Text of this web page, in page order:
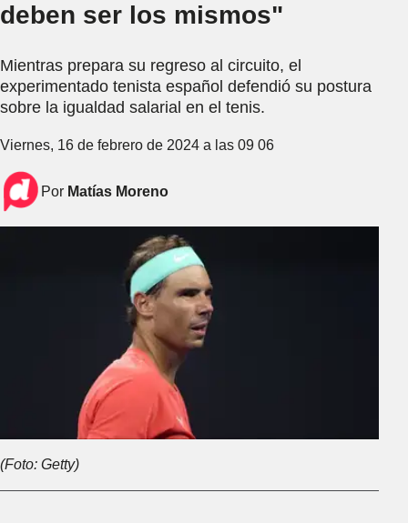
deben ser los mismos"
Mientras prepara su regreso al circuito, el
experimentado tenista español defendió su postura
sobre la igualdad salarial en el tenis.
Viernes, 16 de febrero de 2024 a las 09 06
Por Matías Moreno
(Foto: Getty)